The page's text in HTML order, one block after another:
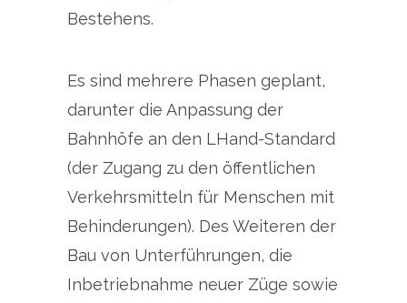
Bestehens.
Es sind mehrere Phasen geplant,
darunter die Anpassung der
Bahnhöfe an den LHand-Standard
(der Zugang zu den öffentlichen
Verkehrsmitteln für Menschen mit
Behinderungen). Des Weiteren der
Bau von Unterführungen, die
Inbetriebnahme neuer Züge sowie